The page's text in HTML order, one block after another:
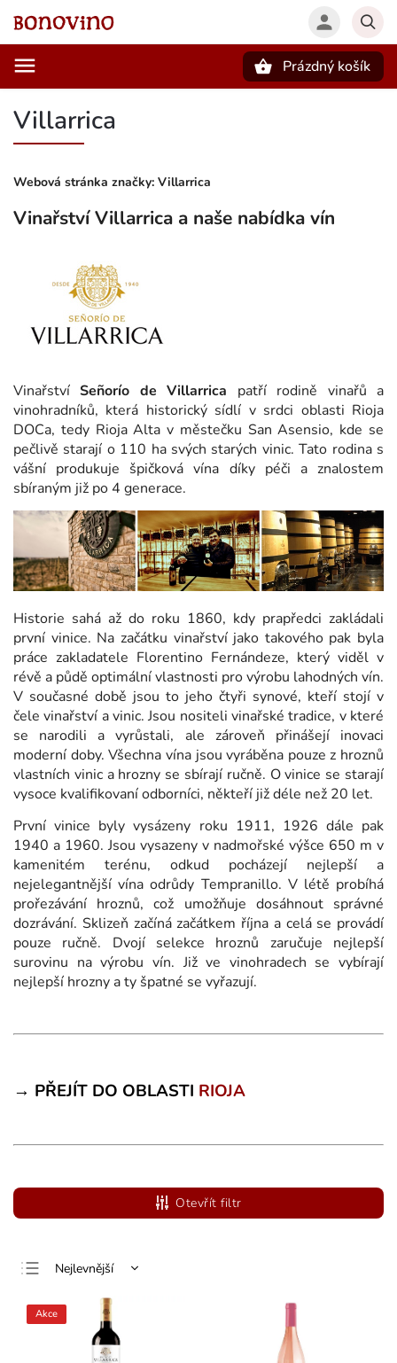
Prázdný košík
Villarrica
Webová stránka značky: Villarrica
Vinařství Villarrica a naše nabídka vín
VinařstvíSeñorío de Villarrica patří rodině vinařů a
vinohradníků, která historický sídlí v srdci oblasti Rioja
DOCa, tedy Rioja Alta v městečku San Asensio, kde se
pečlivě starají o 110 ha svých starých vinic. Tato rodina s
vášní produkuje špičková vína díky péči a znalostem
sbíraným již po 4 generace.
Historie sahá až do roku 1860, kdy prapředci zakládali
první vinice. Na začátku vinařství jako takového pak byla
práce zakladatele Florentino Fernándeze, který viděl v
révě a půdě optimální vlastnosti pro výrobu lahodných vín.
V současné době jsou to jeho čtyři synové, kteří stojí v
čele vinařství a vinic. Jsou nositeli vinařské tradice, v které
se narodili a vyrůstali, ale zároveň přinášejí inovaci
moderní doby. Všechna vína jsou vyráběna pouze z hroznů
vlastních vinic a hrozny se sbírají ručně. O vinice se starají
vysoce kvalifikovaní odborníci, někteří již déle než 20 let.
První vinice byly vysázeny roku 1911, 1926 dále pak
1940 a 1960. Jsou vysazeny v nadmořské výšce 650 m v
kamenitém terénu, odkud pocházejí nejlepší a
nejelegantnější vína odrůdy Tempranillo. V létě probíhá
prořezávání hroznů, což umožňuje dosáhnout správné
dozrávání. Sklizeň začíná začátkem října a celá se provádí
pouze ručně. Dvojí selekce hroznů zaručuje nejlepší
surovinu na výrobu vín. Již ve vinohradech se vybírají
nejlepší hrozny a ty špatné se vyřazují.
→ PŘEJÍT DO OBLASTI RIOJA
Otevřít filtr
Nejlevnější
Nejdražší
Nejprodávanější
Abecedně
Akce